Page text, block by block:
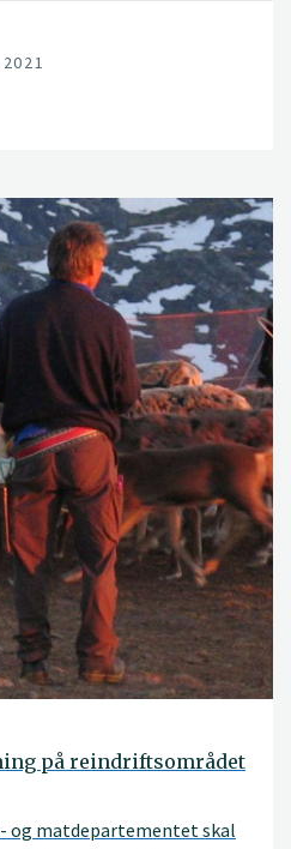
på reindriftsområdet
og matdepartementet skal